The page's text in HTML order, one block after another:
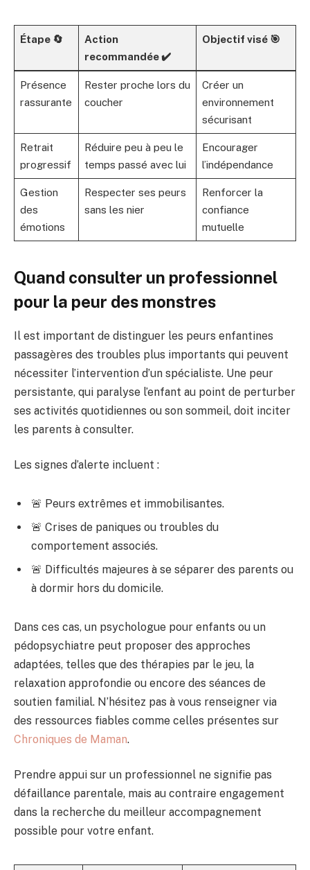
Étape 🔄
Action
recommandée ✔️
Objectif visé 🎯
Présence
rassurante
Rester proche lors du
coucher
Créer un
environnement
sécurisant
Retrait
progressif
Réduire peu à peu le
temps passé avec lui
Encourager
l’indépendance
Gestion
des
émotions
Respecter ses peurs
sans les nier
Renforcer la
confiance
mutuelle
Quand consulter un professionnel
pour la peur des monstres
Il est important de distinguer les peurs enfantines
passagères des troubles plus importants qui peuvent
nécessiter l’intervention d’un spécialiste. Une peur
persistante, qui paralyse l’enfant au point de perturber
ses activités quotidiennes ou son sommeil, doit inciter
les parents à consulter.
Les signes d’alerte incluent :
🚨 Peurs extrêmes et immobilisantes.
🚨 Crises de paniques ou troubles du
comportement associés.
🚨 Difficultés majeures à se séparer des parents ou
à dormir hors du domicile.
Dans ces cas, un psychologue pour enfants ou un
pédopsychiatre peut proposer des approches
adaptées, telles que des thérapies par le jeu, la
relaxation approfondie ou encore des séances de
soutien familial. N’hésitez pas à vous renseigner via
des ressources fiables comme celles présentes sur
Chroniques de Maman.
Prendre appui sur un professionnel ne signifie pas
défaillance parentale, mais au contraire engagement
dans la recherche du meilleur accompagnement
possible pour votre enfant.